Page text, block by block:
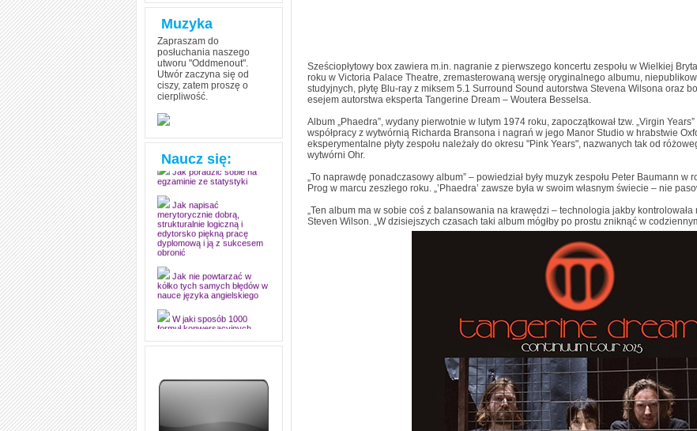
Muzyka
Zapraszam do
posłuchania naszego
utworu "Oddmenout".
Utwór zaczyna się od
ciszy, zatem proszę o
cierpliwość.
Naucz się:
Jak stworzyć fenomen
egzamin? Poznaj metody
mistrzów
Jak poradzić sobie na
egzaminie ze statystyki
Jak napisać
merytorycznie dobrą,
strukturalnie logiczną i
edytorsko piękną pracę
dyplomową i ją z sukcesem
obronić
Jak nie powtarzać w
kółko tych samych błędów w
nauce języka angielskiego
W jaki sposób 1000
pozwoli Ci opanować język
zapamiętasz
Sześciopłytowy box zawiera m.in. nagranie z pierwszego koncertu zespołu w Wielkiej
roku w Victoria Palace Theatre, zremasterowaną wersję oryginalnego albumu,
studyjnych, płytę Blu-ray z miksem 5.1 Surround Sound autorstwa Stevena Wilsona oraz
esejem autorstwa eksperta Tangerine Dream – Woutera Besselsa.
Album „Phaedra”, wydany pierwotnie w lutym 1974 roku, zapoczątkował tzw. „Virgin
współpracy z wytwórnią Richarda Bransona i nagrań w jego Manor Studio w hrabstwie
eksperymentalne płyty zespołu należały do okresu "Pink Years", nazwanych tak od
wytwórni Ohr.
„To naprawdę ponadczasowy album” – powiedział były muzyk zespołu Peter Baumann w
Prog w marcu zeszłego roku. „’Phaedra’ zawsze była w swoim własnym świecie – nie
„Ten album ma w sobie coś z balansowania na krawędzi – technologia jakby
Steven Wilson. „W dzisiejszych czasach taki album mógłby po prostu zniknąć w